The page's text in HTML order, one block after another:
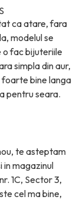
ca atare, fara
modelul se
o fac bijuteriile
simpla din aur,
bine langa
pentru seara.
te asteptam
in magazinul
1C, Sector 3,
cel ma bine,